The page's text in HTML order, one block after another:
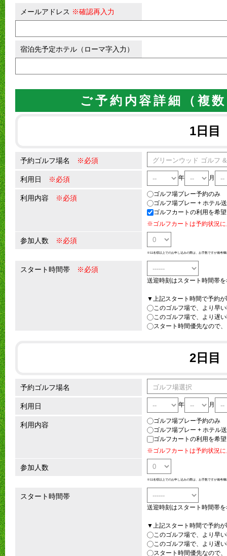
メールアドレス ※確認再入力
宿泊先予定ホテル（ローマ字入力）
ご予約内容詳細（複
1日目
予約ゴルフ場名 ※必須
利用日 ※必須 年 月
利用内容 ※必須
ゴルフ場プレー予約のみ
ゴルフ場プレー + ホテル
ゴルフカートの利用を希望
※ゴルフカートは予約状況
参加人数 ※必須
※11名様以上でのお申し込みの際は、お手数ですが備考欄
スタート時間帯 ※必須
送迎時刻はスタート時間帯
▼上記スタート時間で予約
このゴルフ場で、より早
このゴルフ場で、より遅
スタート時間優先なので
2日目
予約ゴルフ場名
利用日 年 月
利用内容
ゴルフ場プレー予約のみ
ゴルフ場プレー + ホテル
ゴルフカートの利用を希望
※ゴルフカートは予約状況
参加人数
※11名様以上でのお申し込みの際は、お手数ですが備考欄
スタート時間帯
送迎時刻はスタート時間帯
▼上記スタート時間で予約
このゴルフ場で、より早
このゴルフ場で、より遅
スタート時間優先なので